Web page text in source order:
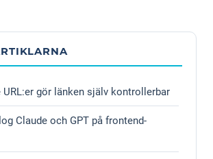
URL:er gör länken själv kontrollerbar
Claude och GPT på frontend-